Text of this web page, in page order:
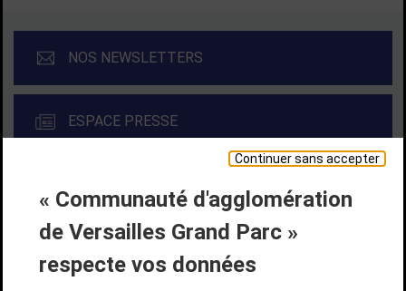
Continuer sans accepter
« Communauté d'agglomération
de Versailles Grand Parc »
respecte vos données
NOS NEWSLETTERS
ESPACE PRESSE
Liens bas de page
CONTACT MENTIONS LÉGALES
PLAN DE SITE
ACCESSIBILITÉ NUMÉRIQUE
GESTION DES COOKIES
Suivez-nous